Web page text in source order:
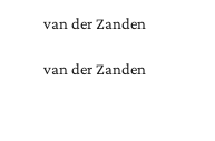
van der Zanden
van der Zanden